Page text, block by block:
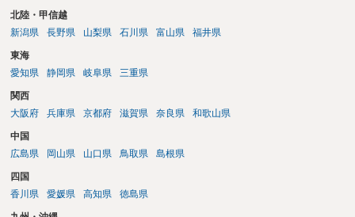
北陸・甲信越
新潟県
長野県 山梨県 石川県 富山県 福井県
東海
愛知県
静岡県 岐阜県 三重県
関西
大阪府
兵庫県 京都府 滋賀県 奈良県 和歌山県
中国
広島県
岡山県 山口県 鳥取県 島根県
四国
香川県
愛媛県 高知県 徳島県